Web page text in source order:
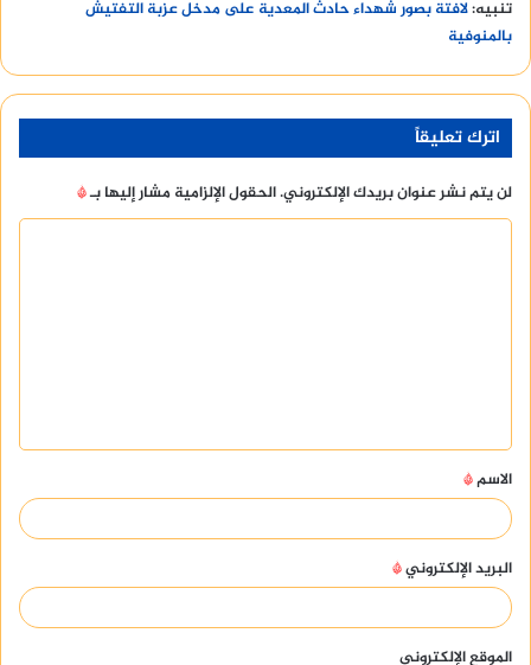
تنبيه:لافتة بصور شهداء حادث المعدية على مدخل عزبة التفتيش
بالمنوفية
اترك تعليقاً
لن يتم نشر عنوان بريدك الإلكتروني.الحقول الإلزامية مشار إليها بـ*
ق
*
الاسم*
البريد الإلكتروني*
الموقع الإلكتروني